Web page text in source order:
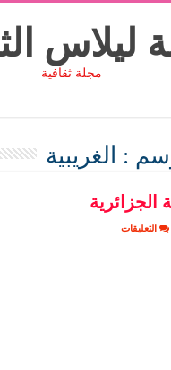
ليلاس
مجلة ثقافية
: الغريبية
الجزائرية
التعليقاتعلى